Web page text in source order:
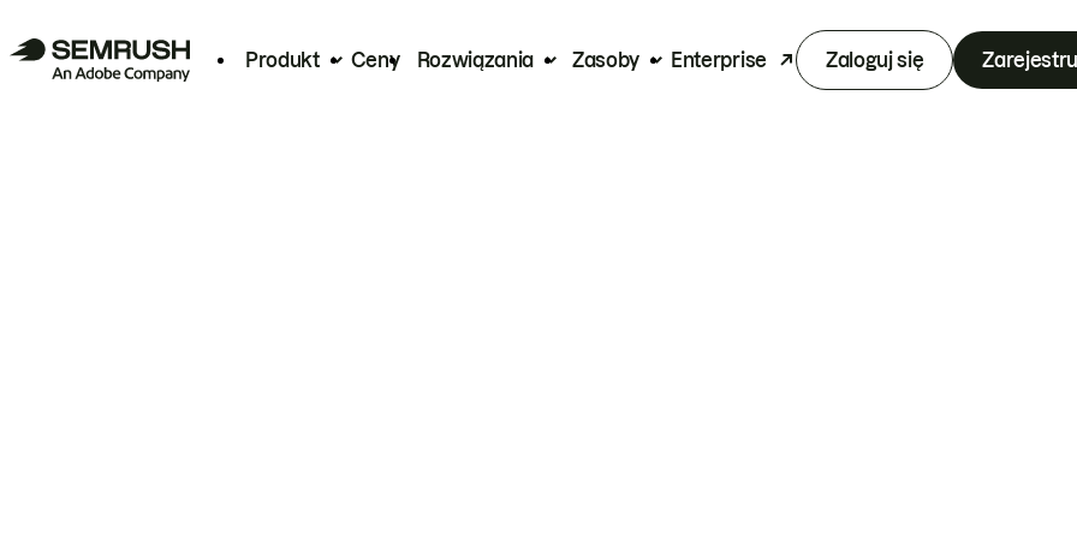
Produkt Ceny Rozwiązania Zasoby Enterprise Zaloguj się